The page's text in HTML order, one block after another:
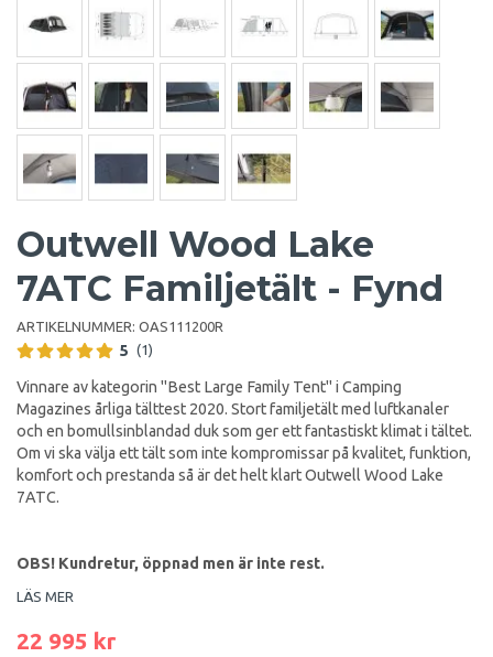
Outwell Wood Lake
7ATC Familjetält - Fynd
ARTIKELNUMMER: OAS111200R
5 (1)
Vinnare av kategorin "Best Large Family Tent" i Camping
Magazines årliga tälttest 2020. Stort familjetält med luftkanaler
och en bomullsinblandad duk som ger ett fantastiskt klimat i tältet.
Om vi ska välja ett tält som inte kompromissar på kvalitet, funktion,
komfort och prestanda så är det helt klart Outwell Wood Lake
7ATC.
OBS! Kundretur, öppnad men är inte rest.
LÄS MER
22 995 kr